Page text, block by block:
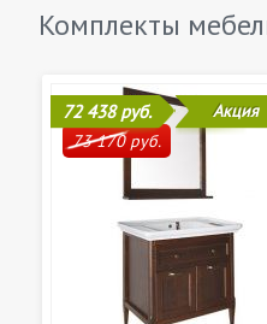
Комплекты
72 438 руб.
73 170 руб.
Акция